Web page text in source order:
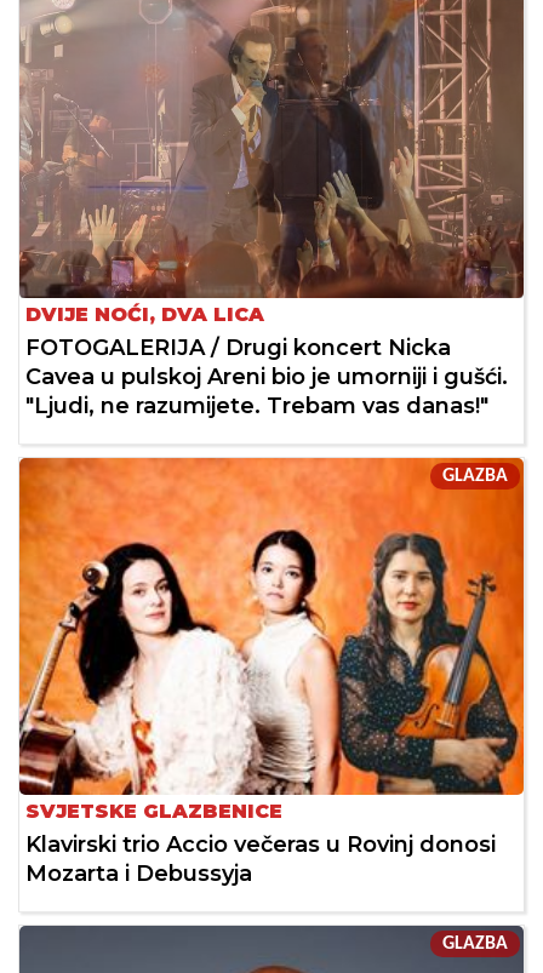
DVIJE NOĆI, DVA LICA
FOTOGALERIJA / Drugi koncert Nicka
Cavea u pulskoj Areni bio je umorniji i gušći.
"Ljudi, ne razumijete. Trebam vas danas!"
GLAZBA
SVJETSKE GLAZBENICE
Klavirski trio Accio večeras u Rovinj donosi
Mozarta i Debussyja
GLAZBA